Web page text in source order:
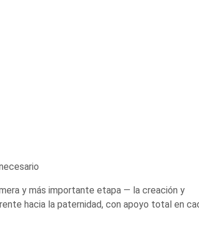
y más importante etapa — la creación y
hacia la paternidad, con apoyo total en